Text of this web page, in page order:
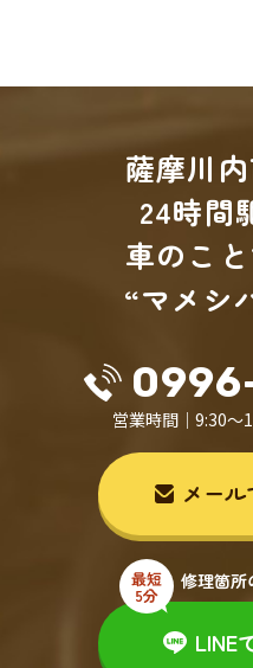
薩摩川
24時間
車のこ
“マメシ
営業時間｜9:30～
メール
修理箇所
LINE